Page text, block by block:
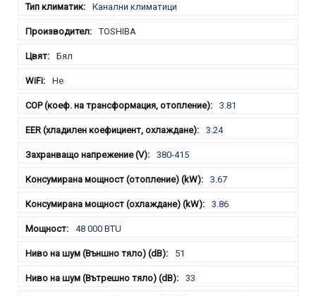
Канални климатици
TOSHIBA
Бял
Не
3.81
3.24
380-415
3.67
3.86
48 000 BTU
51
33